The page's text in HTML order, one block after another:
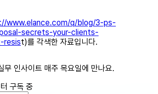
www.elance.com/q/blog/3-ps-
secrets-your-clients-
resist)를 각색한 자료입니다.
무 인사이트 매주 목요일에 만나요.
구독 중